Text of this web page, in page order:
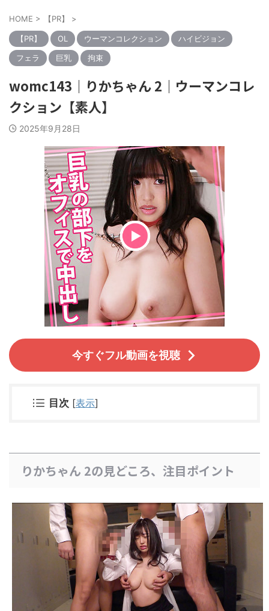
HOME > 【PR】 >
【PR】 OL ウーマンコレクション
ハイビジョン
フェラ
巨乳 拘束
womc143｜りかちゃん 2｜ウーマンコレ
クション【素人】
2025年9月28日
今すぐフル動画を視聴
目次 [表示]
りかちゃん 2の見どころ、注目ポイント